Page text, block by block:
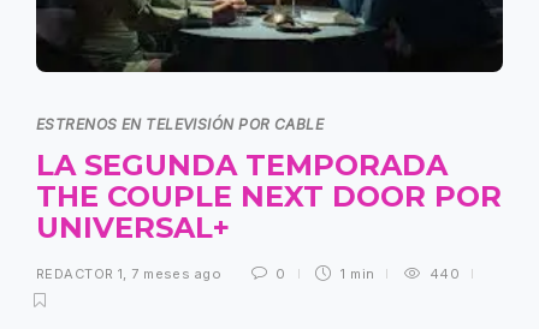
ESTRENOS EN TELEVISIÓN POR CABLE
LA SEGUNDA TEMPORADA
THE COUPLE NEXT DOOR POR
UNIVERSAL+
REDACTOR 1, 7 meses ago 0 1 min 440